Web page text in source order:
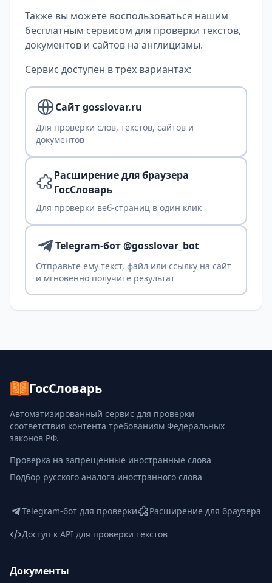
Также вы можете воспользоваться нашим
бесплатным сервисом для проверки текстов,
документов и сайтов на англицизмы.
Сервис доступен в трех вариантах:
Сайт gosslovar.ru
Для проверки слов, текстов, сайтов и
документов
Расширение для браузера
ГосСловарь
Для проверки веб-страниц в один клик
Telegram-бот @gosslovar_bot
Отправьте ему текст, файл или ссылку на сайт
и мгновенно получите результат
ГосСловарь
Автоматизированный сервис для проверки
соответствия контента требованиям Федеральных
законов РФ.
Проверка на запрещенные иностранные слова
Подбор русского аналога иностранного слова
Telegram-бот для проверки
Расширение для браузера
Доступ к API для проверки текстов
Документы